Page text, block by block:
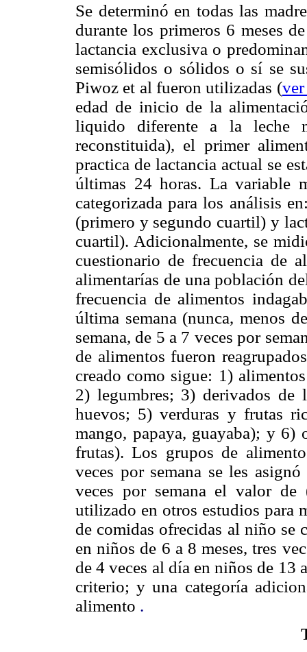
Se determinó en todas las
durante los primeros 6 meses
lactancia exclusiva o
semisólidos o sólidos o sí se
Piwoz et al fueron utilizadas (
edad de inicio de la
liquido diferente a la leche
reconstituida), el primer
practica de lactancia actual se
últimas 24 horas. La variable
categorizada para los análisis
(primero y segundo cuartil) y
cuartil). Adicionalmente, se
cuestionario de frecuencia de
alimentarías de una población
frecuencia de alimentos
última semana (nunca, menos
semana, de 5 a 7 veces por
de alimentos fueron
creado como sigue: 1)
2) legumbres; 3) derivados de
huevos; 5) verduras y frutas
mango, papaya, guayaba); y 6)
frutas). Los grupos de
veces por semana se les
veces por semana el valor
utilizado en otros estudios para
de comidas ofrecidas al niño se
en niños de 6 a 8 meses, tres
de 4 veces al día en niños de 13
criterio; y una categoría
alimento .